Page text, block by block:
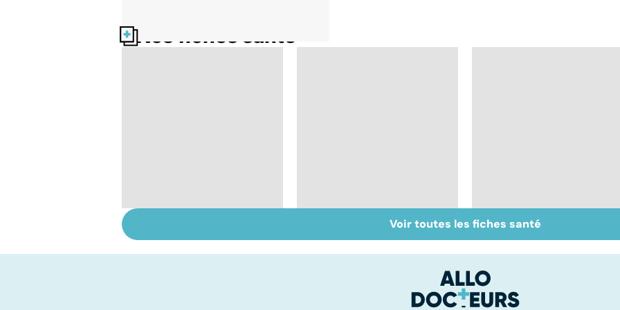
Nos fiches santé
domicile, c'est facile !
Don de gamètes : le
pour et le contre
Médecine de
proximité : quel
Voir toutes les fiches santé